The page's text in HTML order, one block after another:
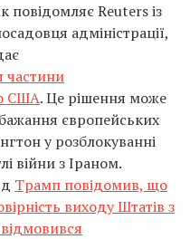
повідомляє Reuters із
адміністрації,
частини
США. Це рішення може
європейських
у розблокуванні
війни з Іраном.
Трамп повідомив, що
виходу Штатів з